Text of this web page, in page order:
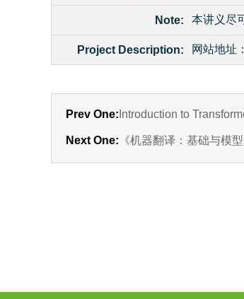
Note: 本讲义尽
Project Description: 网站地址
Prev One: Introduction to
Next One: 《机器翻译：基础与模型